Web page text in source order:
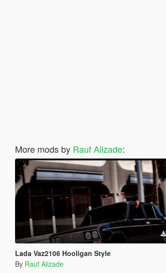
More mods by Rauf Alizade:
Lada Vaz2106 Hooligan Style
By Rauf Alizade